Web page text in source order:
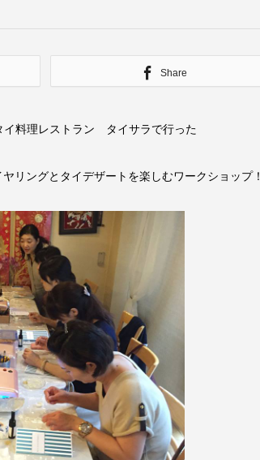
Share
料理レストラン タイサラで行った
リングとタイデザートを楽しむワークショップ！